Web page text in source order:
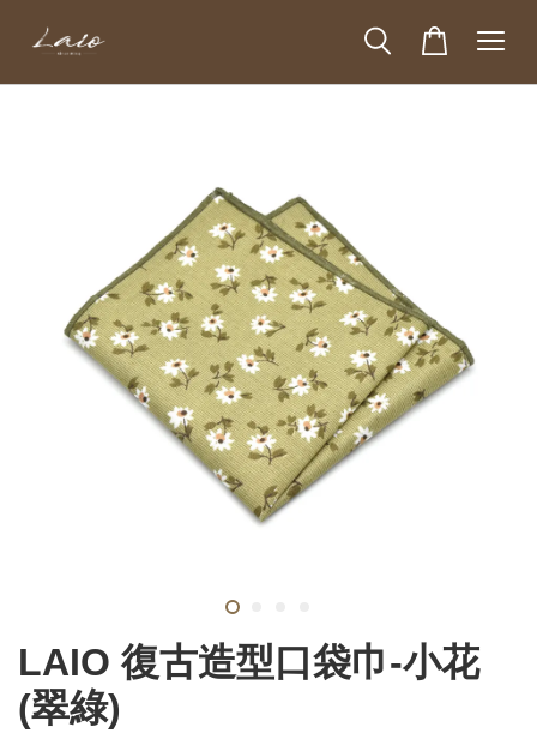
LAIO 復古造型口袋巾-小花
(翠綠)